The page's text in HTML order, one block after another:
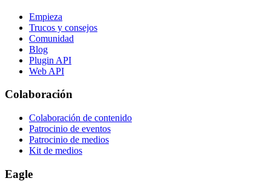
Empieza
Trucos y consejos
Comunidad
Blog
Plugin API
Web API
Colaboración
Colaboración de contenido
Patrocinio de eventos
Patrocinio de medios
Kit de medios
Eagle